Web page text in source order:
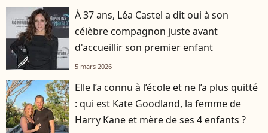
À 37 ans, Léa Castel a dit oui à son
célèbre compagnon juste avant
d'accueillir son premier enfant
5 mars 2026
Elle l’a connu à l’école et ne l’a plus quitté
: qui est Kate Goodland, la femme de
Harry Kane et mère de ses 4 enfants ?